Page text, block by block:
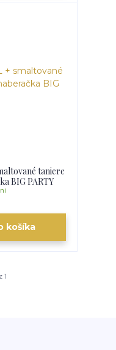
taniere
BIG PARTY
košíka
z 1